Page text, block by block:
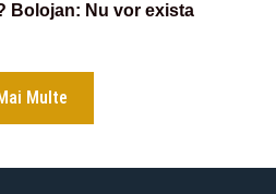
Bolojan: Nu vor exista
Multe